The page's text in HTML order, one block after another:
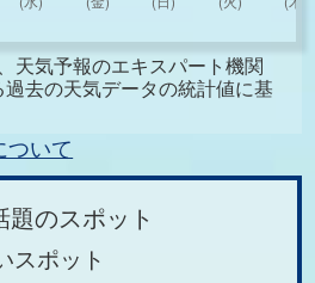
天気予報のエキスパート機関
去の天気データの統計値に基
ついて
題のスポット
スポット